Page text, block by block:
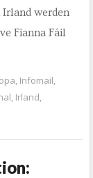
werden
Fianna Fáil
, Infomail,
, Irland,